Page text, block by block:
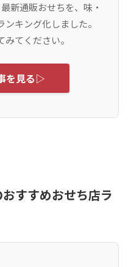
新通販おせちを、味・
キング化しました。
てください。
を見る▷
すすめおせち店ラ